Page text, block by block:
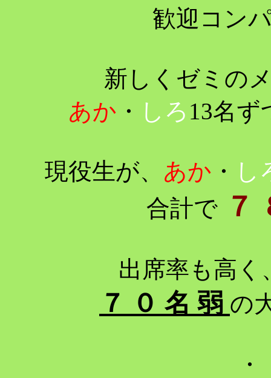
歓迎コン
新しくゼミの
あか ・ しろ 13名ず
現役生が、 あか ・ し
合計で７
出席率も高く
７ ０ 名 弱 の